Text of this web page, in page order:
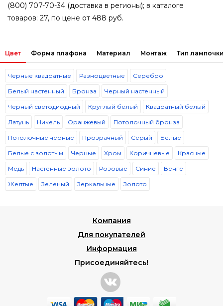
(800) 707-70-34 (доставка в регионы); в каталоге
товаров: 27, по цене от 488 руб.
Цвет Форма плафона Материал Монтаж Тип
Черные квадратные Разноцветные Серебро
Белый настенный Бронза Черный настенный
Черный светодиодный Круглый белый Квадратный белый
Латунь Никель Оранжевый Потолочный бронза
Потолочные черные Прозрачный Серый Белые
Белые с золотым Черные Хром Коричневые Красные
Медь Настенные золото Розовые Синие Венге
Желтые Зеленый Зеркальные Золото
Компания
Для покупателей
Информация
Присоединяйтесь!